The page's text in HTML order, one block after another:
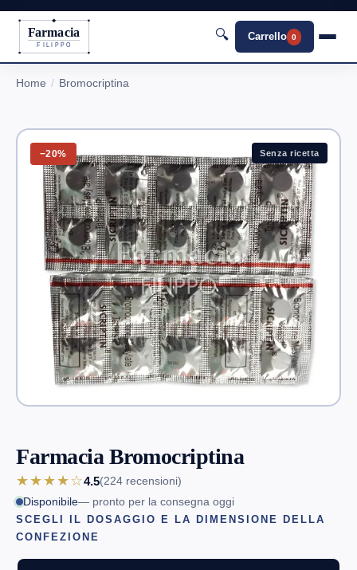
Farmacia
FILIPPO
🔍 Carrello 0
Home Bromocriptina
−20% Senza ricetta
Farmacia Bromocriptina
★★★★☆4.5(224 recensioni)
Disponibile— pronto per la consegna oggi
SCEGLI IL DOSAGGIO E LA DIMENSIONE DELLA
CONFEZIONE